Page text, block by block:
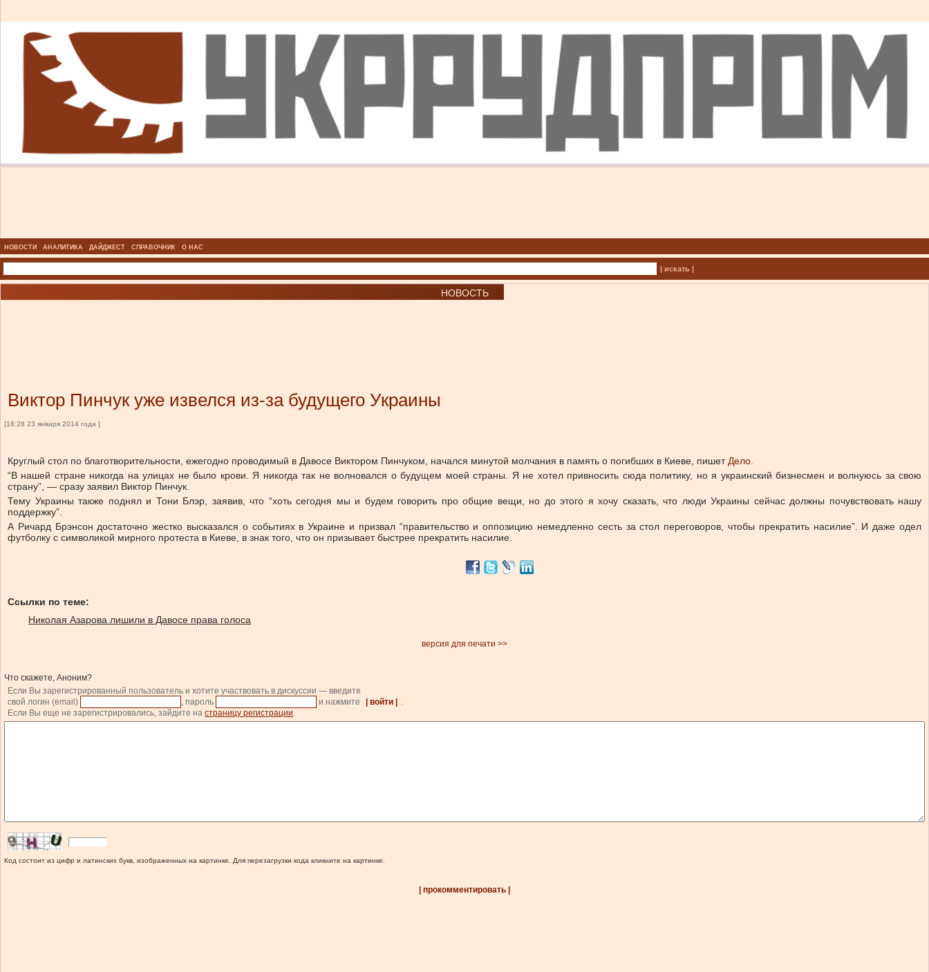
НОВОСТИ АНАЛИТИКА ДАЙДЖЕСТ СПРАВОЧНИК О НАС
| искать |
НОВОСТЬ
Виктор Пинчук уже извелся из-за будущего Украины
[18:28 23 января 2014 года ]
Круглый стол по благотворительности, ежегодно проводимый в Давосе Виктором Пинчуком, начался минутой молчания в память о погибших в Киеве, пишет Дело
“В нашей стране никогда на улицах не было крови. Я никогда так не волновался о будущем моей страны. Я не хотел привносить сюда политику, но я украинский бизнесмен и волнуюсь за свою
страну”, — сразу заявил Виктор Пинчук.
Тему Украины также поднял и Тони Блэр, заявив, что “хоть сегодня мы и будем говорить про общие вещи, но до этого я хочу сказать, что люди Украины сейчас должны почувствовать нашу
поддержку”.
А Ричард Брэнсон достаточно жестко высказался о событиях в Украине и призвал “правительство и оппозицию немедленно сесть за стол переговоров, чтобы прекратить насилие”. И даже одел
футболку с символикой мирного протеста в Киеве, в знак того, что он призывает быстрее прекратить насилие.
Ссылки по теме:
Николая Азарова лишили в Давосе права голоса
версия для печати >>
Что скажете, Аноним?
Если Вы зарегистрированный пользователь и хотите участвовать в дискуссии — введите
свой логин (email)
, пароль и нажмите | войти |
.
Если Вы еще не зарегистрировались, зайдите на страницу регистрации.
Код состоит из цифр и латинских букв, изображенных на картинке. Для перезагрузки кода кликните на картинке.
| прокомментировать |